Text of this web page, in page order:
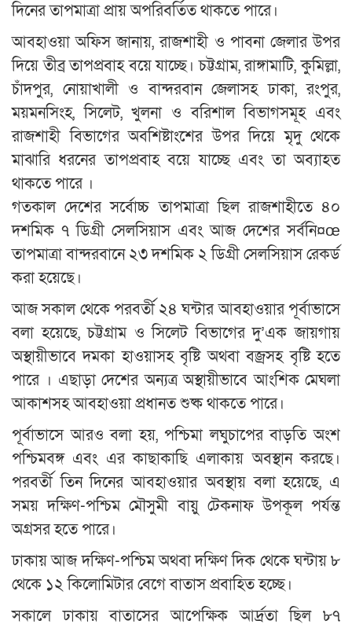
দিনের তাপমাত্রা প্রায় অপরিবর্তিত থাকতে পারে।
আবহাওয়া অফিস জানায়, রাজশাহী ও পাবনা জেলার উপর
দিয়ে তীব্র তাপপ্রবাহ বয়ে যাচ্ছে। চট্টগ্রাম, রাঙ্গামাটি, কুমিল্লা,
চাঁদপুর, নোয়াখালী ও বান্দরবান জেলাসহ ঢাকা, রংপুর,
ময়মনসিংহ, সিলেট, খুলনা ও বরিশাল বিভাগসমূহ এবং
রাজশাহী বিভাগের অবশিষ্টাংশের উপর দিয়ে মৃদু থেকে
মাঝারি ধরনের তাপপ্রবাহ বয়ে যাচ্ছে এবং তা অব্যাহত
থাকতে পারে ।
গতকাল দেশের সর্বোচ্চ তাপমাত্রা ছিল রাজশাহীতে ৪০
দশমিক ৭ ডিগ্রী সেলসিয়াস এবং আজ দেশের সর্বনি¤œ
তাপমাত্রা বান্দরবানে ২৩ দশমিক ২ ডিগ্রী সেলসিয়াস রেকর্ড
করা হয়েছে।
আজ সকাল থেকে পরবর্তী ২৪ ঘন্টার আবহাওয়ার পূর্বাভাসে
বলা হয়েছে, চট্টগ্রাম ও সিলেট বিভাগের দু’এক জায়গায়
অস্থায়ীভাবে দমকা হাওয়াসহ বৃষ্টি অথবা বজ্রসহ বৃষ্টি হতে
পারে । এছাড়া দেশের অন্যত্র অস্থায়ীভাবে আংশিক মেঘলা
আকাশসহ আবহাওয়া প্রধানত শুষ্ক থাকতে পারে।
পূর্বাভাসে আরও বলা হয়, পশ্চিমা লঘুচাপের বাড়তি অংশ
পশ্চিমবঙ্গ এবং এর কাছাকাছি এলাকায় অবস্থান করছে।
পরবর্তী তিন দিনের আবহাওয়ার অবস্থায় বলা হয়েছে, এ
সময় দক্ষিণ-পশ্চিম মৌসুমী বায়ু টেকনাফ উপকূল পর্যন্ত
অগ্রসর হতে পারে।
ঢাকায় আজ দক্ষিণ-পশ্চিম অথবা দক্ষিণ দিক থেকে ঘন্টায় ৮
থেকে ১২ কিলোমিটার বেগে বাতাস প্রবাহিত হচ্ছে।
সকালে ঢাকায় বাতাসের আপেক্ষিক আর্দ্রতা ছিল ৮৭